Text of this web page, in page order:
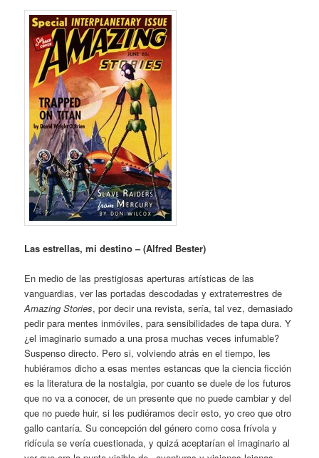
Las estrellas, mi destino – (Alfred Bester)
En medio de las prestigiosas aperturas artísticas de las
vanguardias, ver las portadas descodadas y extraterrestres de
Amazing Stories, por decir una revista, sería, tal vez, demasiado
pedir para mentes inmóviles, para sensibilidades de tapa dura. Y
¿el imaginario sumado a una prosa muchas veces infumable?
Suspenso directo. Pero si, volviendo atrás en el tiempo, les
hubiéramos dicho a esas mentes estancas que la ciencia ficción
es la literatura de la nostalgia, por cuanto se duele de los futuros
que no va a conocer, de un presente que no puede cambiar y del
que no puede huir, si les pudiéramos decir esto, yo creo que otro
gallo cantaría. Su concepción del género como cosa frívola y
ridícula se vería cuestionada, y quizá aceptarían el imaginario al